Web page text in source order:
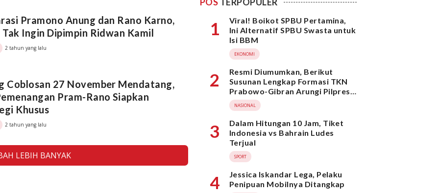
Pramono Anung dan Rano Karno,
Tak Ingin Dipimpin Ridwan Kamil
2 tahun yang lalu
Coblosan 27 November Mendatang,
Pram-Rano Siapkan
Khusus
2 tahun yang lalu
LEBIH BANYAK
1
Viral! Boikot SPBU Pertamina,
Ini Alternatif SPBU Swasta untuk
Isi BBM
EKONOMI
2
Resmi Diumumkan, Berikut
Susunan Lengkap Formasi TKN
Prabowo-Gibran Arungi Pilpres
2024, Ada Ridwan Kamil hingga
Suami Yenny Wahid
NASIONAL
3
Dalam Hitungan 10 Jam, Tiket
Indonesia vs Bahrain Ludes
Terjual
SPORT
4
Jessica Iskandar Lega, Pelaku
Penipuan Mobilnya Ditangkap